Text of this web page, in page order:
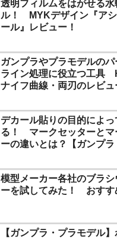
透明フィルムをはがせる
ル！ MYKデザイン『アシ
ール』レビュー！
ガンプラやプラモデルの
ライン処理に役立つ工具
ナイフ曲線・両刃のレビュ
デカール貼りの目的によ
る！ マークセッターとマ
ーの違いとは？【ガンプラ
模型メーカー各社のブラシ
ーを試してみた！ おすす
【ガンプラ・プラモデル